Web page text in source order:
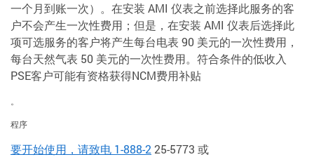
一个月到账一次）。在安装 AMI 仪表之前选择此服务的客
户不会产生一次性费用；但是，在安装 AMI 仪表后选择此
项可选服务的客户将产生每台电表 90 美元的一次性费用，
每台天然气表 50 美元的一次性费用。符合条件的低收入
PSE客户可能有资格获得NCM费用补贴
。
程序
要开始使用，请致电 1-888-2 25-5773 或